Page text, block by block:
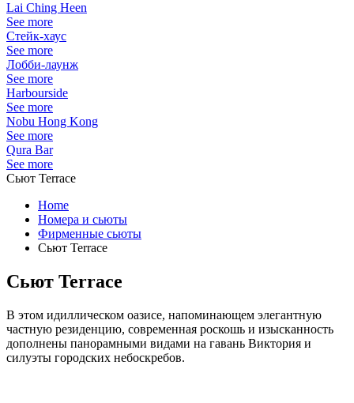
Lai Ching Heen
See more
Стейк-хаус
See more
Лобби-лаунж
See more
Harbourside
See more
Nobu Hong Kong
See more
Qura Bar
See more
Сьют Terrace
Home
Номера и сьюты
Фирменные сьюты
Сьют Terrace
Сьют Terrace
В этом идиллическом оазисе, напоминающем элегантную
частную резиденцию, современная роскошь и изысканность
дополнены панорамными видами на гавань Виктория и
силуэты городских небоскребов.